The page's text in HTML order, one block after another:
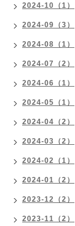
2024-10（1）
2024-09（3）
2024-08（1）
2024-07（2）
2024-06（1）
2024-05（1）
2024-04（2）
2024-03（2）
2024-02（1）
2024-01（2）
2023-12（2）
2023-11（2）